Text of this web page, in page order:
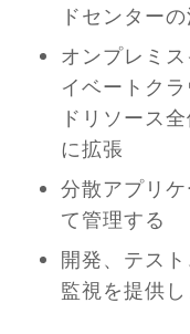
ドセンター
オンプレミ
イベートク
ドリソース
に拡張
分散アプリ
て管理する
開発、テス
監視を提供